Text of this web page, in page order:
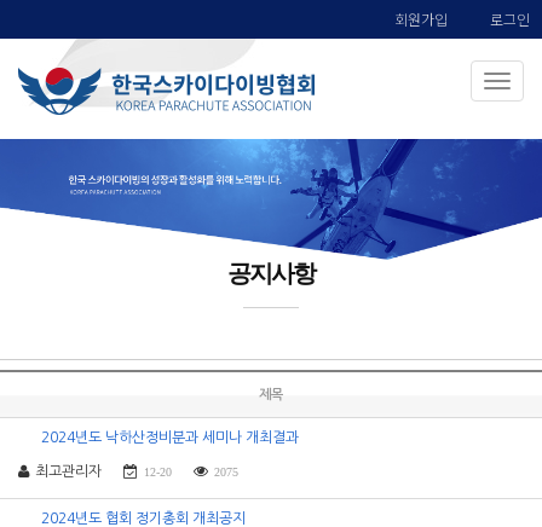
회원가입 로그인
공지사항
제목
2024년도 낙하산정비분과 세미나 개최결과
최고관리자 12-20 2075
2024년도 협회 정기총회 개최공지